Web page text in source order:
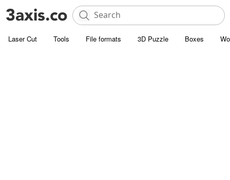
Laser Cut Tools File formats 3D Puzzle Boxes